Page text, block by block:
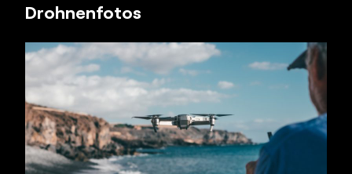
Drohnenfotos